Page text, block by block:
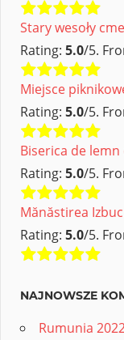
Stary wesoły
Rating: 5.0/5.
Miejsce
Rating: 5.0/5.
Biserica de
Rating: 5.0/5.
Mănăstirea Izbuc
Rating: 5.0/5.
NAJNOWSZE
Rumunia